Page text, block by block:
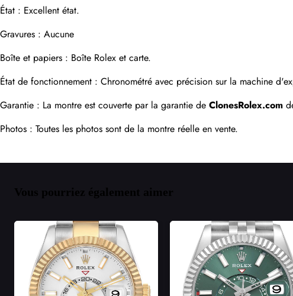
État : Excellent état.
Gravures : Aucune
Boîte et papiers : Boîte Rolex et carte.
État de fonctionnement : Chronométré avec précision sur la machine
Garantie : La montre est couverte par la garantie de ClonesRolex.com
Photos : Toutes les photos sont de la montre réelle en vente.
Vous pourriez également aimer